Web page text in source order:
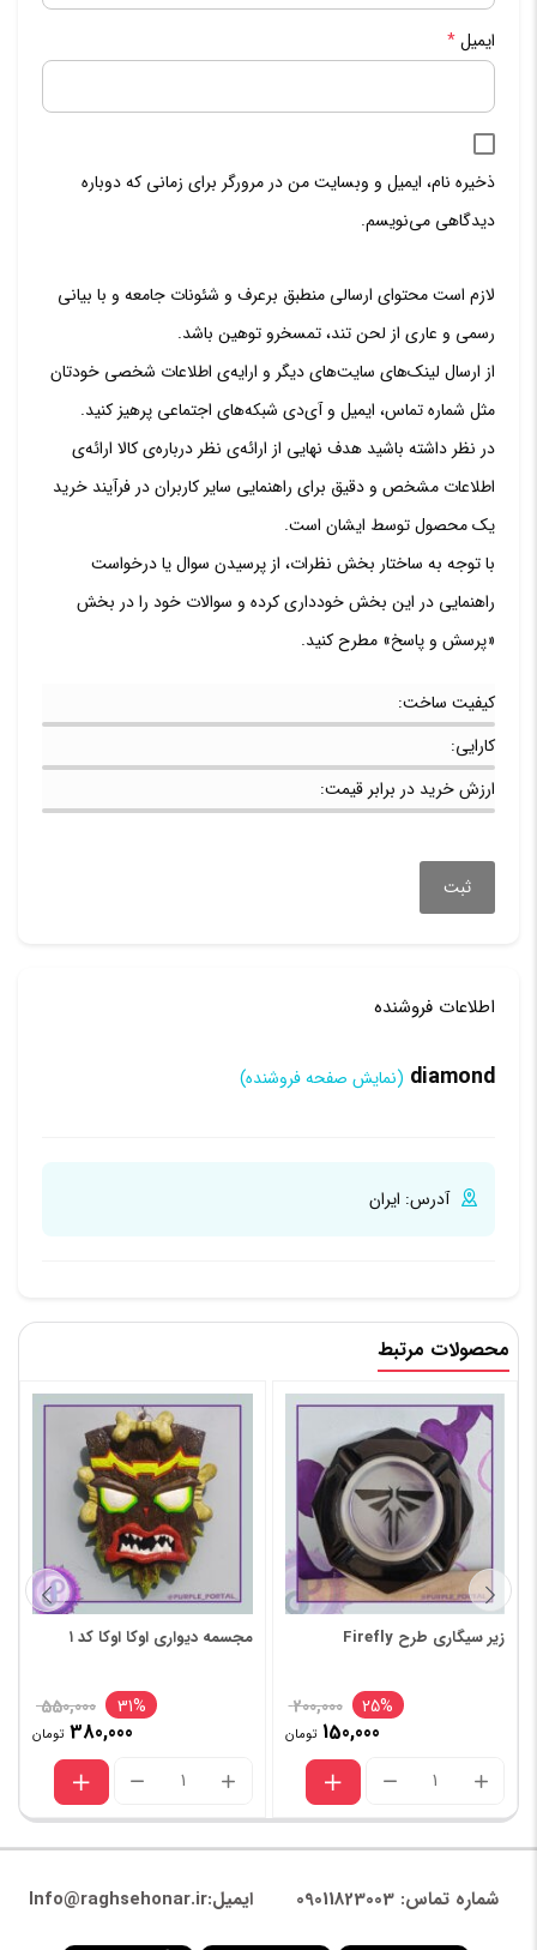
ایمیل*
ذخیره نام، ایمیل و وبسایت من در مرورگر برای زمانی که دوباره
دیدگاهی می‌نویسم.
لازم است محتوای ارسالی منطبق برعرف و شئونات جامعه و با بیانی
رسمی و عاری از لحن تند، تمسخرو توهین باشد.
از ارسال لینک‌های سایت‌های دیگر و ارایه‌ی اطلاعات شخصی خودتان
مثل شماره تماس، ایمیل و آی‌دی شبکه‌های اجتماعی پرهیز کنید.
در نظر داشته باشید هدف نهایی از ارائه‌ی نظر درباره‌ی کالا ارائه‌ی
اطلاعات مشخص و دقیق برای راهنمایی سایر کاربران در فرآیند خرید
یک محصول توسط ایشان است.
با توجه به ساختار بخش نظرات، از پرسیدن سوال یا درخواست
راهنمایی در این بخش خودداری کرده و سوالات خود را در بخش
«پرسش و پاسخ» مطرح کنید.
کیفیت ساخت:
کارایی:
ارزش خرید در برابر قیمت:
اطلاعات فروشنده
diamond (نمایش صفحه فروشنده)
آدرس: ایران
محصولات مرتبط
زیر سیگاری طرح Firefly
25%
200,000
150,000 تومان
مجسمه دیواری اوکا اوکا کد ۱
31%
550,000
380,000 تومان
شماره تماس: 09011823003 ایمیل:Info@raghsehonar.ir